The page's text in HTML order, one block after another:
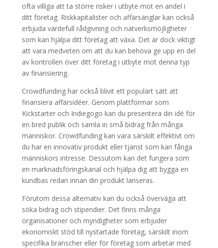
ofta villiga att ta större risker i utbyte mot en andel i
ditt företag. Riskkapitalister och affärsänglar kan också
erbjuda värdefull rådgivning och nätverksmöjligheter
som kan hjälpa ditt företag att växa. Det är dock viktigt
att vara medveten om att du kan behöva ge upp en del
av kontrollen över ditt företag i utbyte mot denna typ
av finansiering.
Crowdfunding har också blivit ett populärt sätt att
finansiera affärsidéer. Genom plattformar som
Kickstarter och Indiegogo kan du presentera din idé för
en bred publik och samla in små bidrag från många
människor. Crowdfunding kan vara särskilt effektivt om
du har en innovativ produkt eller tjänst som kan fånga
människors intresse. Dessutom kan det fungera som
en marknadsföringskanal och hjälpa dig att bygga en
kundbas redan innan din produkt lanseras.
Förutom dessa alternativ kan du också överväga att
söka bidrag och stipendier. Det finns många
organisationer och myndigheter som erbjuder
ekonomiskt stöd till nystartade företag, särskilt inom
specifika branscher eller för företag som arbetar med